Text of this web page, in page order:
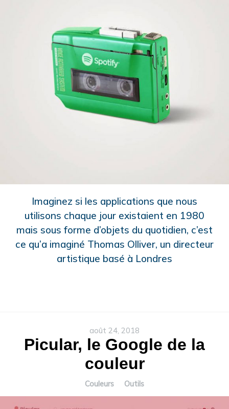
Imaginez si les applications que nous
utilisons chaque jour existaient en 1980
mais sous forme d’objets du quotidien, c’est
ce qu’a imaginé Thomas Olliver, un directeur
artistique basé à Londres
août 24, 2018
Picular, le Google de la
couleur
Couleurs Outils